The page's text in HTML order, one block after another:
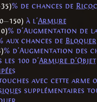
35)% de chances de
—150) à l'Armure
% d'Augmentation de
aux chances de Bloquer
% d'Augmentation des
les 100 d'Armure d'Objet
avec cette arme
supplémentaires